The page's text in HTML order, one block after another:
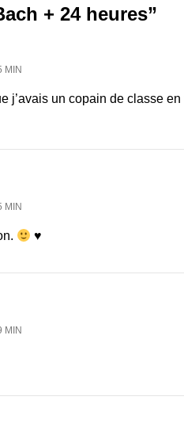
+ 24 heures”
MIN
j’avais un copain de classe
MIN
♥
MIN